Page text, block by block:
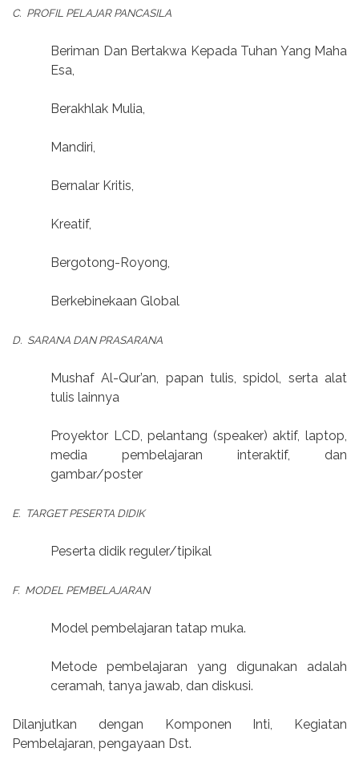
C. PROFIL PELAJAR PANCASILA
Beriman Dan Bertakwa Kepada Tuhan Yang Maha
Esa,
Berakhlak Mulia,
Mandiri,
Bernalar Kritis,
Kreatif,
Bergotong-Royong,
Berkebinekaan Global
D. SARANA DAN PRASARANA
Mushaf Al-Qur’an, papan tulis, spidol, serta alat
tulis lainnya
Proyektor LCD, pelantang (speaker) aktif, laptop,
media pembelajaran interaktif, dan
gambar/poster
E. TARGET PESERTA DIDIK
Peserta didik reguler/tipikal
F. MODEL PEMBELAJARAN
Model pembelajaran tatap muka.
Metode pembelajaran yang digunakan adalah
ceramah, tanya jawab, dan diskusi.
Dilanjutkan dengan Komponen Inti, Kegiatan
Pembelajaran, pengayaan Dst.